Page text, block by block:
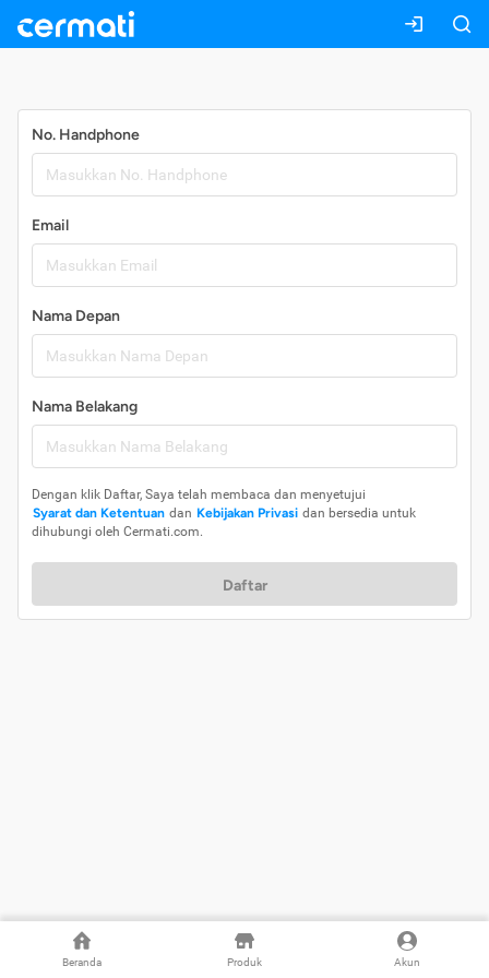
Beranda Produk Akun
No. Handphone
Email
Nama Depan
Nama Belakang
Dengan klik Daftar, Saya telah membaca dan menyetujui
Syarat dan Ketentuan dan Kebijakan Privasi dan bersedia untuk
dihubungi oleh Cermati.com.
Daftar